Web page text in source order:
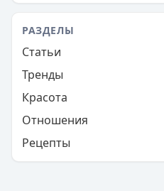
РАЗДЕЛЫ
Статьи
Тренды
Красота
Отношения
Рецепты